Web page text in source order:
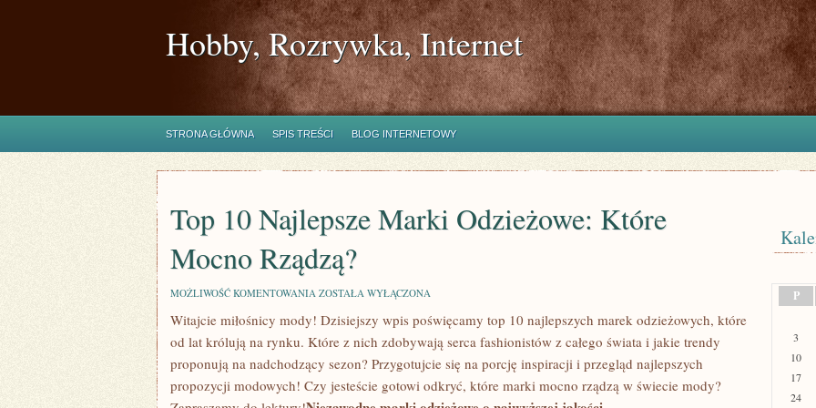
Hobby, Rozrywka, Internet
STRONA GŁÓWNA SPIS TREŚCI BLOG INTERNETOWY
Top 10 Najlepsze Marki Odzieżowe: Które
Mocno Rządzą?
MOŻLIWOŚĆ KOMENTOWANIA TOP
NAJLEPSZE
ODZIEŻOWE:
KTÓRE
MOCNO
RZĄDZĄ?
ZOSTAŁA WYŁĄCZONA
Witajcie​ miłośnicy mody! Dzisiejszy wpis poświęcamy‌ top 10 najlepszych marek ‌odzieżowych, które
od lat królują​ na rynku. Które ⁤z nich zdobywają serca fashionistów ⁤z całego świata i jakie trendy
proponują na nadchodzący sezon? Przygotujcie się na porcję inspiracji‍ i przegląd najlepszych⁤
propozycji modowych! Czy jesteście‍ gotowi odkryć, które marki mocno rządzą w świecie ⁤mody?
P
3
10
17
24